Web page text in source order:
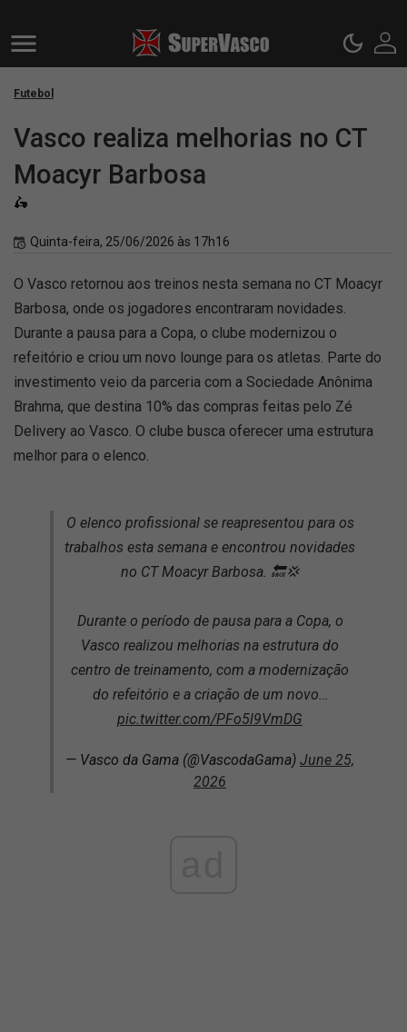
Futebol
Vasco realiza melhorias no CT
Moacyr Barbosa
🛵
Quinta-feira, 25/06/2026 às 17h16
O Vasco retornou aos treinos nesta semana no CT Moacyr
Barbosa, onde os jogadores encontraram novidades.
Durante a pausa para a Copa, o clube modernizou o
refeitório e criou um novo lounge para os atletas. Parte do
investimento veio da parceria com a Sociedade Anônima
Brahma, que destina 10% das compras feitas pelo Zé
Delivery ao Vasco. O clube busca oferecer uma estrutura
melhor para o elenco.
O elenco profissional se reapresentou para os
trabalhos esta semana e encontrou novidades
no CT Moacyr Barbosa. 🔙💢
Durante o período de pausa para a Copa, o
Vasco realizou melhorias na estrutura do
centro de treinamento, com a modernização
do refeitório e a criação de um novo…
pic.twitter.com/PFo5l9VmDG
— Vasco da Gama (@VascodaGama) June 25,
2026